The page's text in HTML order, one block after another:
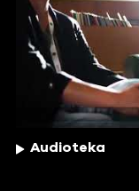
Audioteka